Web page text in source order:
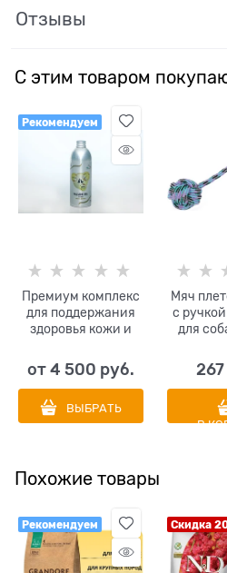
Отзывы
С этим товаром
Рекомендуем
Премиум комплекс
для поддержания
здоровья кожи и
кошек! Добавка в
корм в виде соуса.
O2Pets Oil Skin
от 4 500 руб.
ВЫБРАТЬ
Мяч
с
для
267
В
Похожие товары
Рекомендуем Скидка